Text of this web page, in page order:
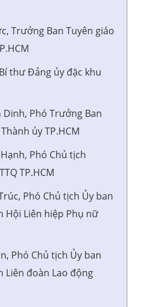
Trưởng Ban Tuyên giáo
thư Đảng ủy đặc khu
Dinh, Phó Trưởng Ban
ủy TP.HCM
Phó Chủ tịch
TP.HCM
Phó Chủ tịch Ủy ban
Hội Liên hiệp Phụ nữ
Phó Chủ tịch Ủy ban
Liên đoàn Lao động